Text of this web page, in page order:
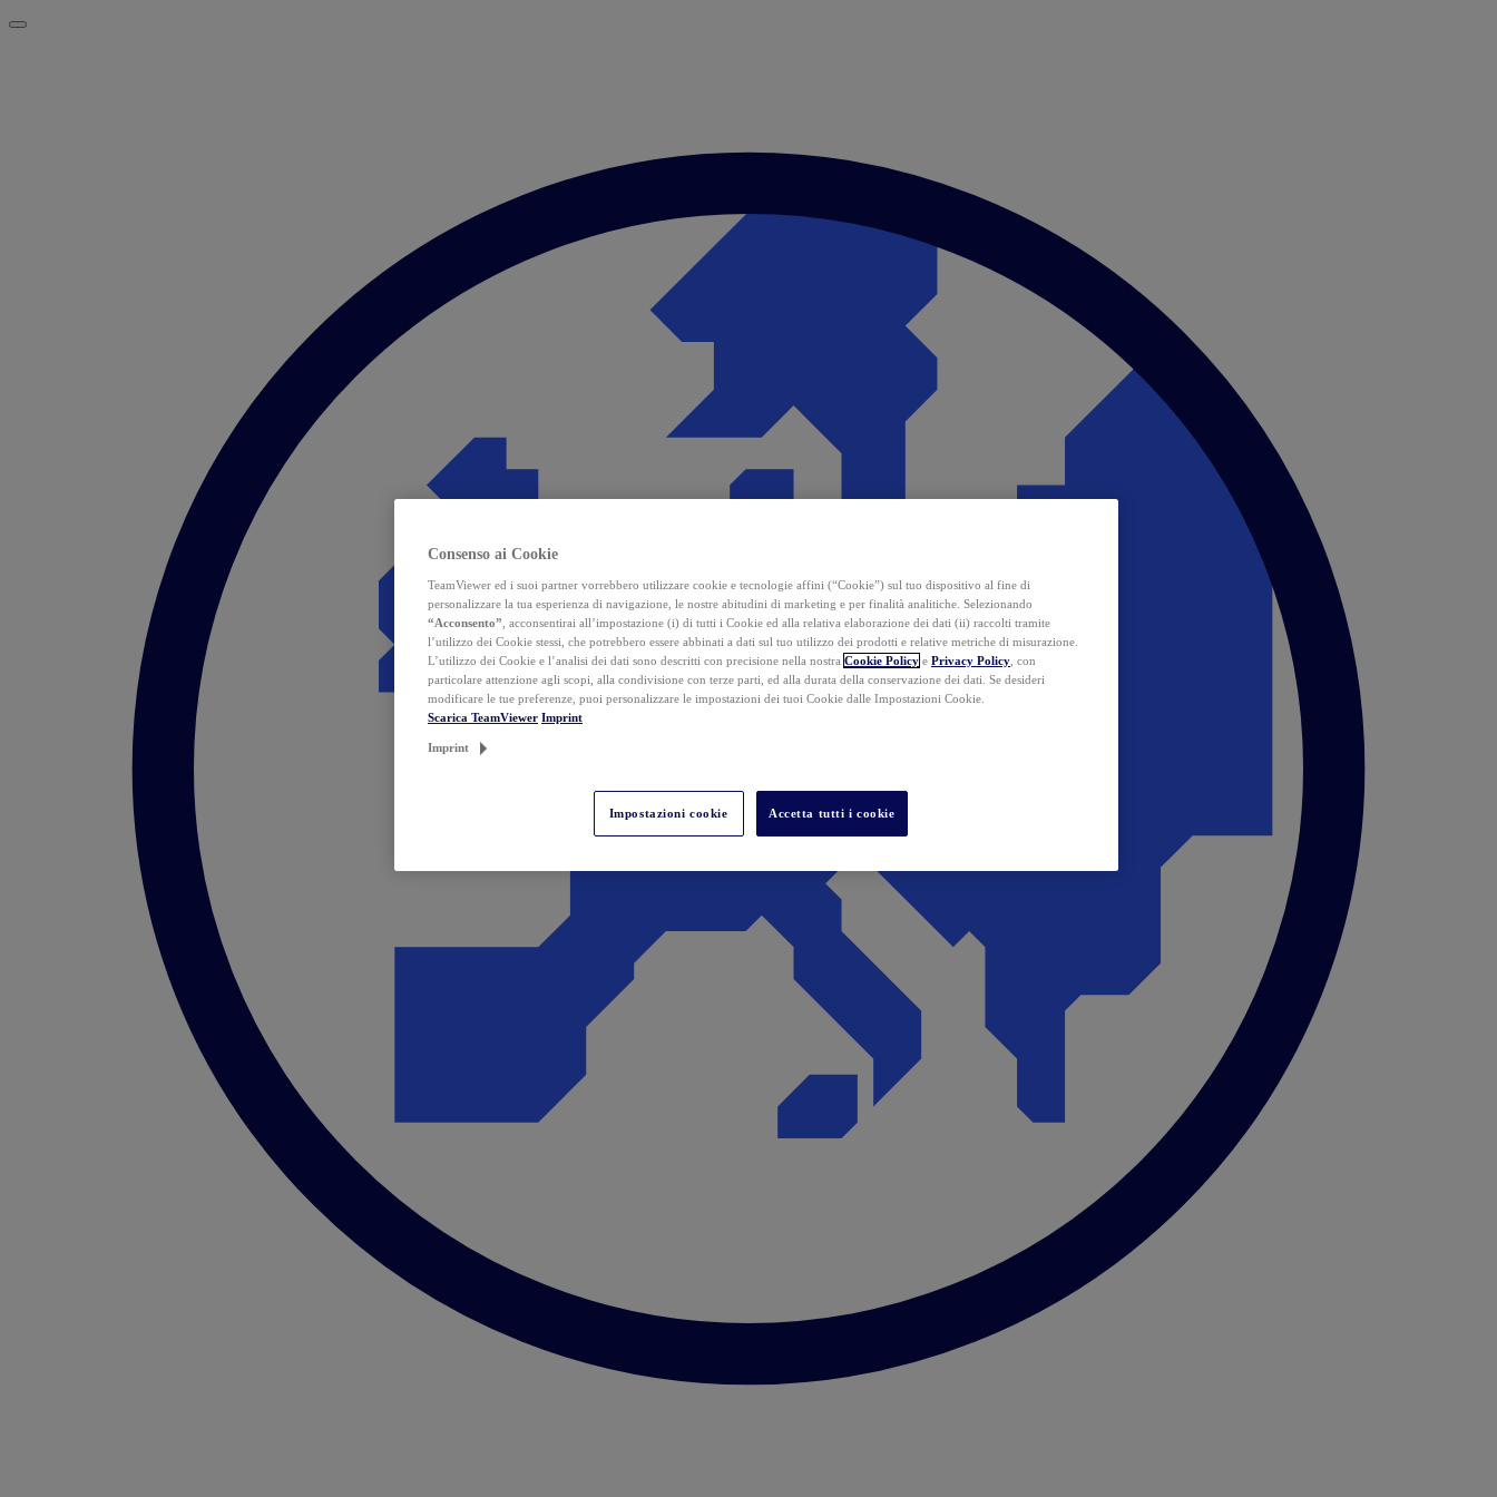
Consenso ai Cookie
TeamViewer ed i suoi partner vorrebbero utilizzare cookie e tecnologie affini (“Cookie”) sul tuo dispositivo al fine di
personalizzare la tua esperienza di navigazione, le nostre abitudini di marketing e per finalità analitiche. Selezionando
“Acconsento” , acconsentirai all’impostazione (i) di tutti i Cookie ed alla relativa elaborazione dei dati (ii) raccolti tramite
l’utilizzo dei Cookie stessi, che potrebbero essere abbinati a dati sul tuo utilizzo dei prodotti e relative metriche di misurazione.
L’utilizzo dei Cookie e l’analisi dei dati sono descritti con precisione nella nostra Cookie Policy e Privacy Policy , con
particolare attenzione agli scopi, alla condivisione con terze parti, ed alla durata della conservazione dei dati. Se desideri
modificare le tue preferenze, puoi personalizzare le impostazioni dei tuoi Cookie dalle Impostazioni Cookie.
Scarica TeamViewer Imprint
Imprint
Impostazioni cookie Accetta tutti i cookie